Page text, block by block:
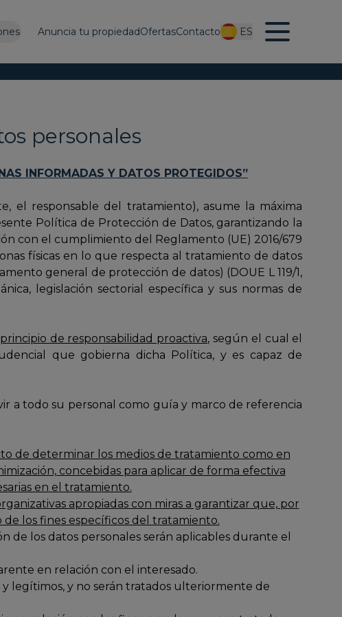
Anuncia tu propiedadOfertasContacto ES
personales
INFORMADAS Y DATOS PROTEGIDOS”
el responsable del tratamiento), asume la máxima
Política de Protección de Datos, garantizando la
con el cumplimiento del Reglamento (UE) 2016/679
físicas en lo que respecta al tratamiento de datos
general de protección de datos) (DOUE L 119/1,
legislación sectorial específica y sus normas de
principio de responsabilidad proactiva, según el cual el
que gobierna dicha Política, y es capaz de
a todo su personal como guía y marco de referencia
de determinar los medios de tratamiento como en
concebidas para aplicar de forma efectiva
en el tratamiento.
apropiadas con miras a garantizar que, por
los fines específicos del tratamiento.
de los datos personales serán aplicables durante el
en relación con el interesado.
legítimos, y no serán tratados ulteriormente de